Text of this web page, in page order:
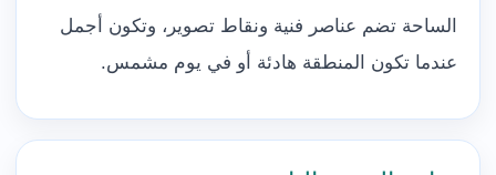
الساحة تضم عناصر فنية ونقاط تصوير، وتكون أجمل
عندما تكون المنطقة هادئة أو في يوم مشمس.